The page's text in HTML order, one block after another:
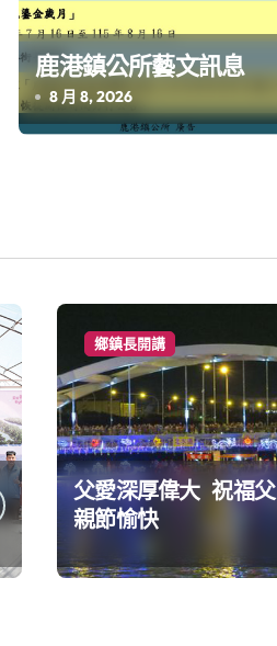
鹿港鎮公所藝文訊息
8 月 8, 2026
鄉鎮長開講
父愛深厚偉大 祝福父
親節愉快